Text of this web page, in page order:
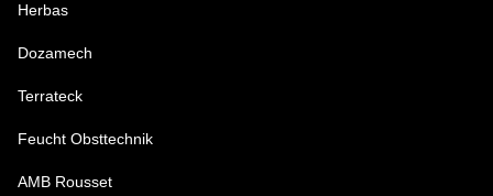
Herbas
Dozamech
Terrateck
Feucht Obsttechnik
AMB Rousset